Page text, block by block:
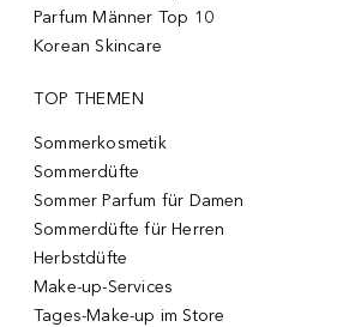
Parfum Männer Top 10
Korean Skincare
TOP THEMEN
Sommerkosmetik
Sommerdüfte
Sommer Parfum für Damen
Sommerdüfte für Herren
Herbstdüfte
Make-up-Services
Tages-Make-up im Store